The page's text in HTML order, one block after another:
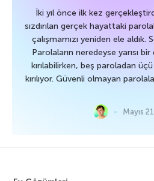
İki yıl önce ilk kez
sızdırılan gerçek hayattaki
çalışmamızı yeniden ele
Parolaların neredeyse yarısı
kırılabilirken, beş paroladan
kırılıyor. Güvenli olmayan
Mayıs